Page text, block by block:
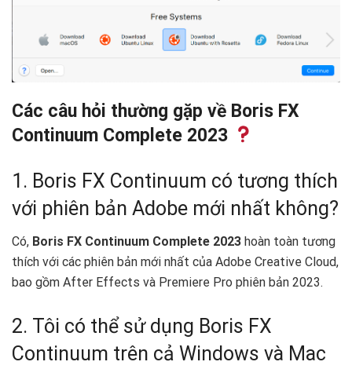
Các câu hỏi thường gặp về Boris FX
Continuum Complete 2023
1. Boris FX Continuum có tương thích
với phiên bản Adobe mới nhất không?
Có, Boris FX Continuum Complete 2023 hoàn toàn tương
thích với các phiên bản mới nhất của Adobe Creative Cloud,
bao gồm After Effects và Premiere Pro phiên bản 2023.
2. Tôi có thể sử dụng Boris FX
Continuum trên cả Windows và Mac